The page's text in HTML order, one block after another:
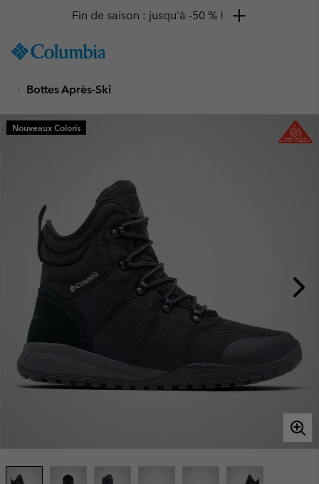
TO
SKIP
MAIN
NAV
Fin de saison : jusqu'à -50 % !
Bottes Après-Ski
Nouveaux Coloris